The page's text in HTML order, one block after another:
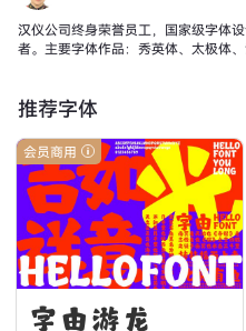
汉仪公司终身荣誉员工，国家级字体
者。主要字体作品：秀英体、太极体、
推荐字体
会员商用
字由游龙